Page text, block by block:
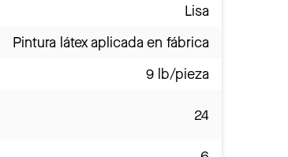
Lisa
Pintura látex aplicada en fábrica
9 lb/pieza
24